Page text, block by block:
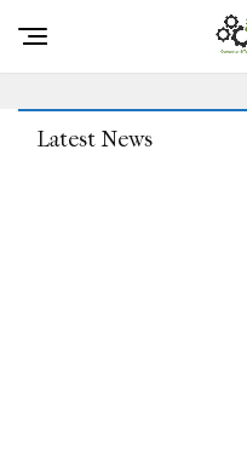
Cyberkriminelle Wenden
Microsoft-Anpassungen
Latest News